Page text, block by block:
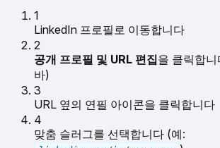
1
LinkedIn 프로필로 이동합니다
2
공개 프로필 및 URL 편집을 클릭합
바)
3
URL 옆의 연필 아이콘을 클릭합니다
4
맞춤 슬러그를 선택합니다 (예: